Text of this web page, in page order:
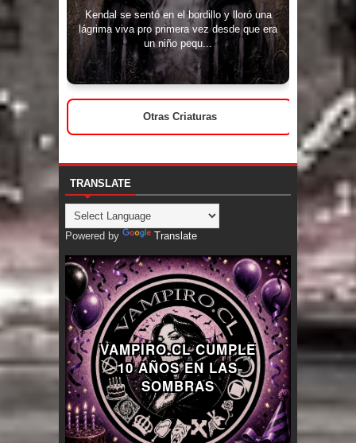
Kendal se sentó en el bordillo y lloró una
lágrima viva pro primera vez desde que era
un niño pequ...
Otras Criaturas
TRANSLATE
Powered by Translate
VAMPIRO.CL CUMPLE
10 AÑOS EN LAS
SOMBRAS